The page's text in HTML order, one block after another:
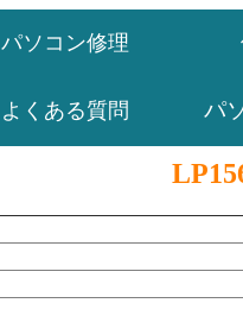
パソコン修理
よくある質問 パ